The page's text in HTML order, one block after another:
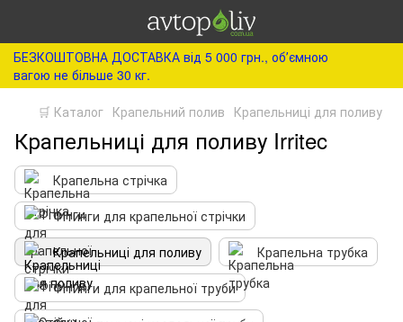
БЕЗКОШТОВНА ДОСТАВКА від 5 000 грн., обʼємною
вагою не більше 30 кг.
🛒 Каталог Крапельний полив Крапельниці для поливу
Крапельниці для поливу Irritec
Крапельна стрічка
Фітинги для крапельної стрічки
Крапельниці для поливу
Крапельна трубка
Фітинги для крапельної труби